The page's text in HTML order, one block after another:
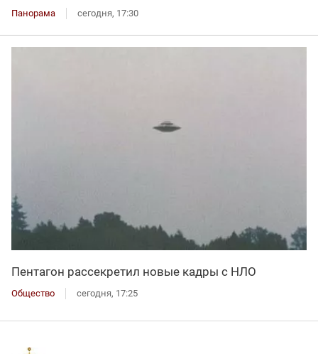
Панорама сегодня, 17:30
Пентагон рассекретил новые кадры с НЛО
Общество сегодня, 17:25